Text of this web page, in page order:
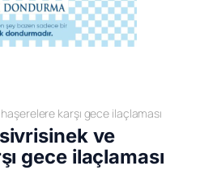
karşı gece ilaçlaması
ve
gece ilaçlaması